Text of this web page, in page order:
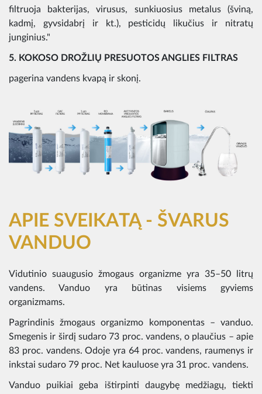
filtruoja bakterijas, virusus, sunkiuosius metalus (šviną,
kadmį, gyvsidabrį ir kt.), pesticidų likučius ir nitratų
junginius."
5. KOKOSO DROŽLIŲ PRESUOTOS ANGLIES FILTRAS
pagerina vandens kvapą ir skonį.
APIE SVEIKATĄ - ŠVARUS
VANDUO
Vidutinio suaugusio žmogaus organizme yra 35–50 litrų
vandens. Vanduo yra būtinas visiems gyviems
organizmams.
Pagrindinis žmogaus organizmo komponentas – vanduo.
Smegenis ir širdį sudaro 73 proc. vandens, o plaučius – apie
83 proc. vandens. Odoje yra 64 proc. vandens, raumenys ir
inkstai sudaro 79 proc. Net kauluose yra 31 proc. vandens.
Vanduo puikiai geba ištirpinti daugybę medžiagų, tiekti